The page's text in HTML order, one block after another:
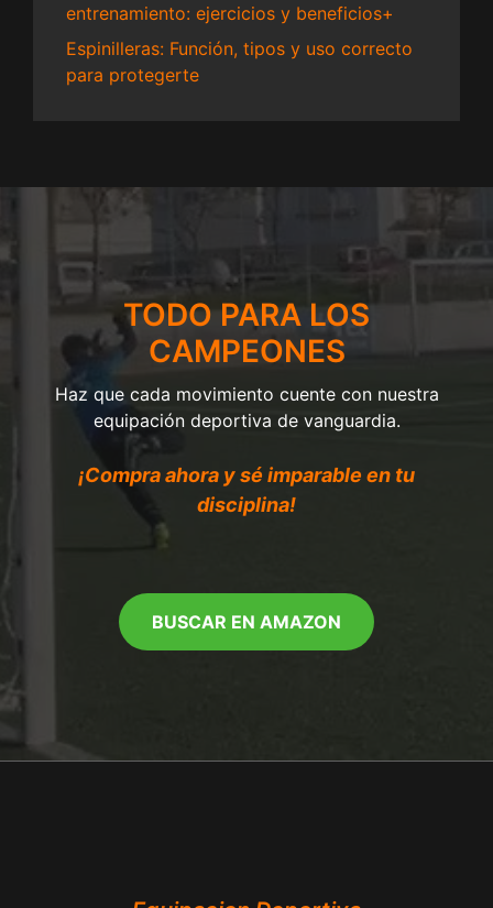
entrenamiento: ejercicios y beneficios+
Espinilleras: Función, tipos y uso correcto
para protegerte
TODO PARA LOS
CAMPEONES
Haz que cada movimiento cuente con nuestra
equipación deportiva de vanguardia.
¡Compra ahora y sé imparable en tu
disciplina!
BUSCAR EN AMAZON